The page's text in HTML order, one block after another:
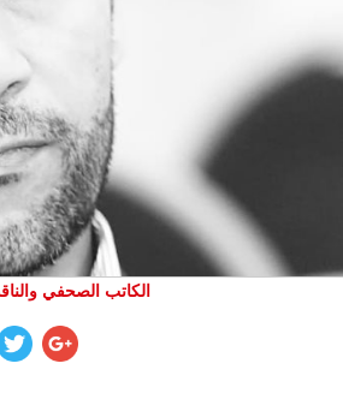
الكاتب الصحفي